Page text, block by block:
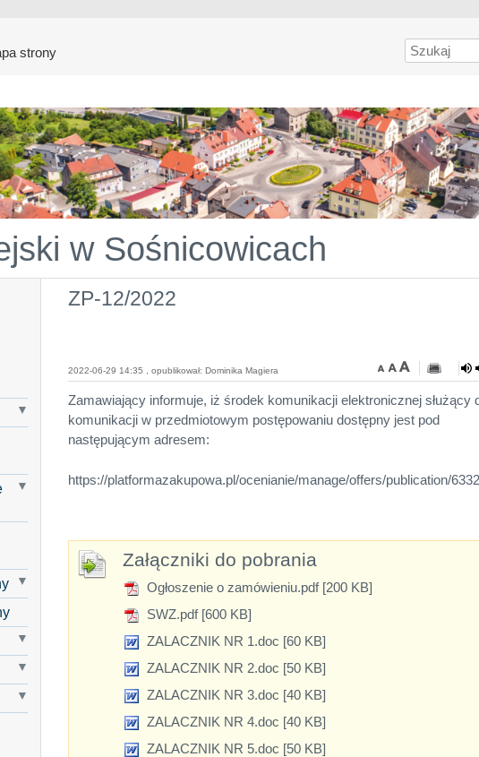
strony Szukaj
w Sośnicowicach
ZP-12/2022
2022-06-29 14:35 , opublikował: Dominika Magiera
Zamawiający informuje, iż środek komunikacji elektronicznej służący
komunikacji w przedmiotowym postępowaniu dostępny jest pod
następującym adresem:
https://platformazakupowa.pl/ocenianie/manage/offers/publication/
Załączniki do pobrania
Ogłoszenie o zamówieniu.pdf [200 KB]
SWZ.pdf [600 KB]
ZALACZNIK NR 1.doc [60 KB]
ZALACZNIK NR 2.doc [50 KB]
ZALACZNIK NR 3.doc [40 KB]
ZALACZNIK NR 4.doc [40 KB]
ZALACZNIK NR 5.doc [50 KB]